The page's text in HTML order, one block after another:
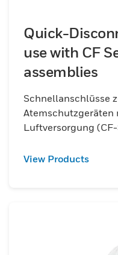
Quick-
use with CF
assemblies
Schnellanschlüsse
Atemschutzgeräten
Luftversorgung (CF-
View Products